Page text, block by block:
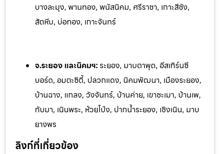
บางละมุง, พานทอง, พนัสนิคม, ศรีราชา, เกาะสีชัง,
สัตหีบ, บ่อทอง, เกาะจันทร์
จ.ระยอง และนิคมฯ:ระยอง, มาบตาพุด, อีสเทิร์นซี
บอร์ด, อมตะซิตี้, ปลวกแดง, นิคมพัฒนา, เมืองระยอง,
บ้านฉาง, แกลง, วังจันทร์, บ้านค่าย, เขาชะเมา, บ้านเพ,
ทับมา, เนินพระ, ห้วยโป่ง, ปากน้ำระยอง, เชิงเนิน, มาบ
ยางพร
ลิงก์ที่เกี่ยวข้อง